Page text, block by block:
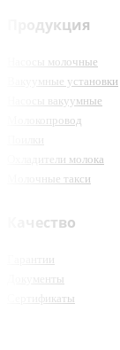
Продукция
Насосы молочные
Вакуумные установки
Насосы вакуумные
Молокопровод
Охладители молока
Молочные такси
Качество
Гарантии
Документы
Сертификаты